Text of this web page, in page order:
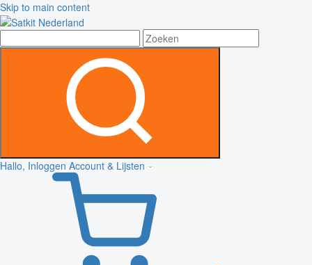
Skip to main content
Hallo, Inloggen Account & Lijsten